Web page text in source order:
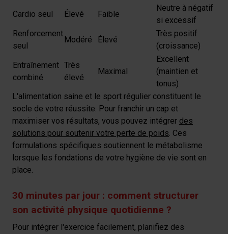
Cardio seul Élevé Faible
Neutre à négatif
si excessif
Renforcement
seul
Modéré Élevé
Très positif
(croissance)
Entraînement
combiné
Très
élevé
Maximal
Excellent
(maintien et
tonus)
L'alimentation saine et le sport régulier constituent le
socle de votre réussite. Pour franchir un cap et
maximiser vos résultats, vous pouvez intégrer des
solutions pour soutenir votre perte de poids. Ces
formulations spécifiques soutiennent le métabolisme
lorsque les fondations de votre hygiène de vie sont en
place.
30 minutes par jour : comment structurer
son activité physique quotidienne ?
Pour intégrer l'exercice facilement, planifiez des